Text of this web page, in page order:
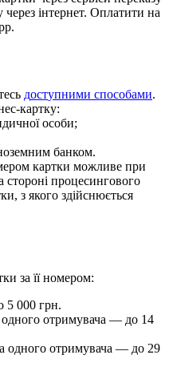
через інтернет. Оплатити на
.
есь доступними способами.
ес-картку:
дичної особи;
оземним банком.
ером картки можливе при
стороні процесингового
ки, з якого здійснюється
ки за її номером:
5 000 грн.
одного отримувача — до 14
а одного отримувача — до 29